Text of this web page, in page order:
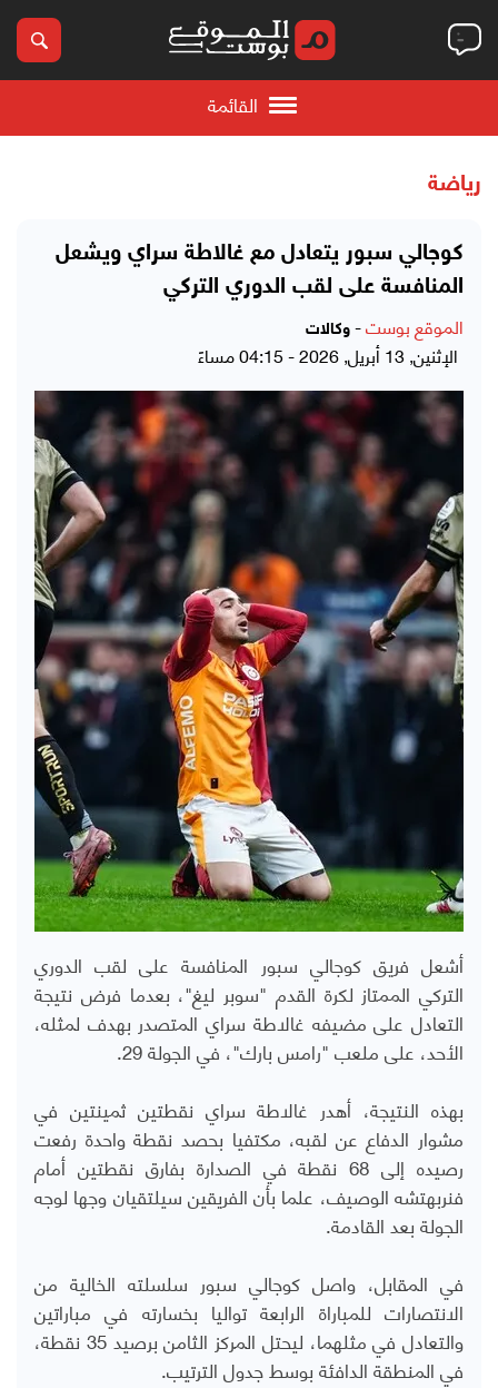
القائمة
رياضة
كوجالي سبور يتعادل مع غالاطة سراي ويشعل
المنافسة على لقب الدوري التركي
الموقع بوست- وكالات
الإثنين, 13 أبريل, 2026 - 04:15 مساءً
أشعل فريق كوجالي سبور المنافسة على لقب الدوري
التركي الممتاز لكرة القدم "سوبر ليغ"، بعدما فرض نتيجة
التعادل على مضيفه غالاطة سراي المتصدر بهدف لمثله،
الأحد، على ملعب "رامس بارك"، في الجولة 29.
بهذه النتيجة، أهدر غالاطة سراي نقطتين ثمينتين في
مشوار الدفاع عن لقبه، مكتفيا بحصد نقطة واحدة رفعت
رصيده إلى 68 نقطة في الصدارة بفارق نقطتين أمام
فنربهتشه الوصيف، علما بأن الفريقين سيلتقيان وجها لوجه
الجولة بعد القادمة.
في المقابل، واصل كوجالي سبور سلسلته الخالية من
الانتصارات للمباراة الرابعة تواليا بخسارته في مباراتين
والتعادل في مثلهما، ليحتل المركز الثامن برصيد 35 نقطة،
في المنطقة الدافئة بوسط جدول الترتيب.